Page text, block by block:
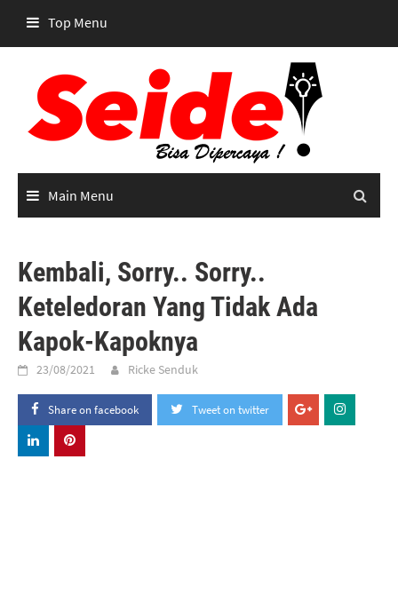
content
Top Menu
Main Menu
Kembali, Sorry.. Sorry..
Keteledoran Yang Tidak Ada
Kapok-Kapoknya
23/08/2021 Ricke Senduk
Share on facebook Tweet on twitter